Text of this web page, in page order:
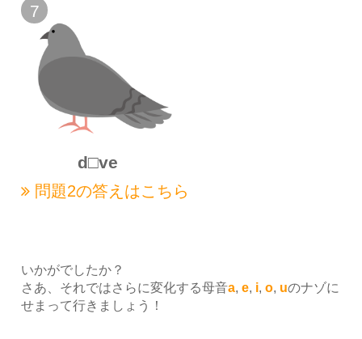
7
d□ve
問題2の答えはこちら
いかがでしたか？
さあ、それではさらに変化する母音a,e, i,o, uのナゾに
せまって行きましょう！